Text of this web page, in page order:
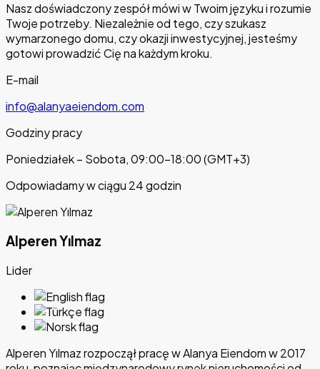
Nasz doświadczony zespół mówi w Twoim języku i rozumie
Twoje potrzeby. Niezależnie od tego, czy szukasz
wymarzonego domu, czy okazji inwestycyjnej, jesteśmy
gotowi prowadzić Cię na każdym kroku.
E-mail
info@alanyaeiendom.com
Godziny pracy
Poniedziałek – Sobota, 09:00–18:00 (GMT+3)
Odpowiadamy w ciągu 24 godzin
Alperen Yılmaz
Lider
Alperen Yılmaz rozpoczął pracę w Alanya Eiendom w 2017